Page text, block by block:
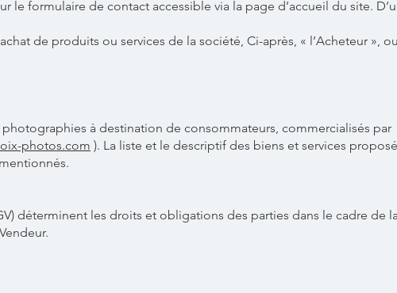
le formulaire de contact accessible via la page d’accueil du site.
de produits ou services de la société, Ci-après, « l’Acheteur »,
à destination de consommateurs, commercialisés par
photos.com ). La liste et le descriptif des biens et services
déterminent les droits et obligations des parties dans le cadre de